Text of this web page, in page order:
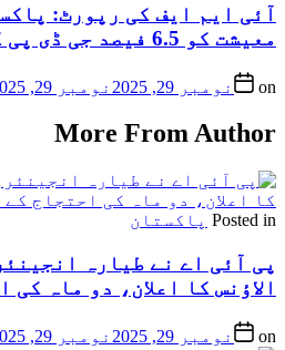
آئی ایم ایف کی رپورٹ:
معیشت کو 6.5 فیصد جی ڈی پی کا نقصان
on نومبر 29, 2025 نومبر 29, 2025
More From Author
Posted in پاکستان
پی آئی اے نے طیارہ
الاؤنس کا اعلان، دو ماہ کی
on نومبر 29, 2025 نومبر 29, 2025